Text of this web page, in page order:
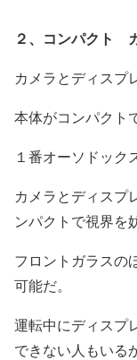
２、コンパクト
カメラとディスプ
本体がコンパクト
１番オーソドック
カメラとディスプ
ンパクトで視界を
フロントガラスの
可能だ。
運転中にディスプ
できない人もいる